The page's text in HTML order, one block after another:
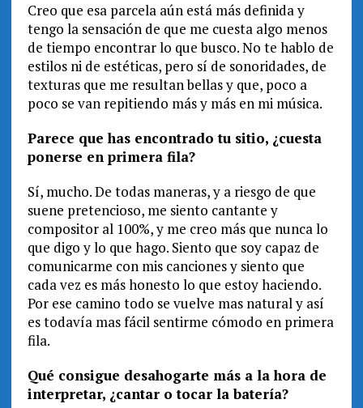
Creo que esa parcela aún está más definida y
tengo la sensación de que me cuesta algo menos
de tiempo encontrar lo que busco. No te hablo de
estilos ni de estéticas, pero sí de sonoridades, de
texturas que me resultan bellas y que, poco a
poco se van repitiendo más y más en mi música.
Parece que has encontrado tu sitio, ¿cuesta
ponerse en primera fila?
Sí, mucho. De todas maneras, y a riesgo de que
suene pretencioso, me siento cantante y
compositor al 100%, y me creo más que nunca lo
que digo y lo que hago. Siento que soy capaz de
comunicarme con mis canciones y siento que
cada vez es más honesto lo que estoy haciendo.
Por ese camino todo se vuelve mas natural y así
es todavía mas fácil sentirme cómodo en primera
fila.
Qué consigue desahogarte más a la hora de
interpretar, ¿cantar o tocar la batería?